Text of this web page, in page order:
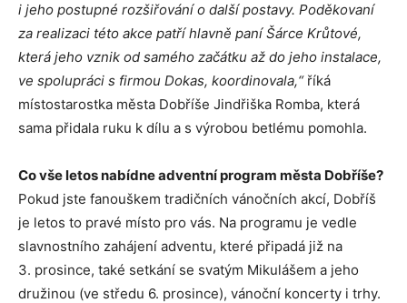
i jeho postupné rozšiřování o další postavy. Poděkovaní
za realizaci této akce patří hlavně paní Šárce Krůtové,
která jeho vznik od samého začátku až do jeho instalace,
ve spolupráci s firmou Dokas, koordinovala,“říká
místostarostka města Dobříše Jindřiška Romba, která
sama přidala ruku k dílu a s výrobou betlému pomohla.
Co vše letos nabídne adventní program města Dobříše?
Pokud jste fanouškem tradičních vánočních akcí, Dobříš
je letos to pravé místo pro vás. Na programu je vedle
slavnostního zahájení adventu, které připadá již na
3. prosince, také setkání se svatým Mikulášem a jeho
družinou (ve středu 6. prosince), vánoční koncerty i trhy.